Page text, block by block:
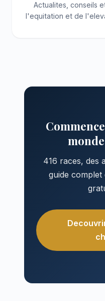
Actualites, conseils
l'equitation et de
416 races, des
guide